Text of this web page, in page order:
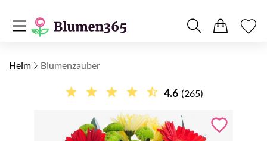
Heim Blumenzauber
4.6 (265)